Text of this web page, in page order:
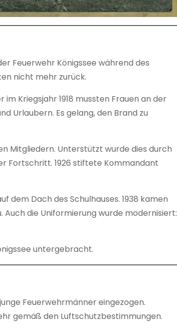
Feuerwehr Königssee während des
nicht mehr zurück.
Kriegsjahr 1918 mussten Frauen an der
Urlaubern. Es gelang, den Brand zu
Mitgliedern. Unterstützt wurde dies durch
Fortschritt. 1926 stiftete Kommandant
dem Dach des Schulhauses. 1938 kamen
die Uniformierung wurde modernisiert:
untergebracht.
Feuerwehrmänner eingezogen.
gemäß den Luftschutzbestimmungen.